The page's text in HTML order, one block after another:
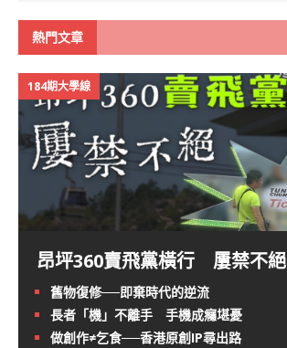
熱門文章
184期大學線
昂坪360賣飛黨橫行 屢禁不絕
舊物復修──即棄時代的逆流
長者「機」不離手 手機成癮堪憂
做創作≠乞食──香港原創IP尋出路